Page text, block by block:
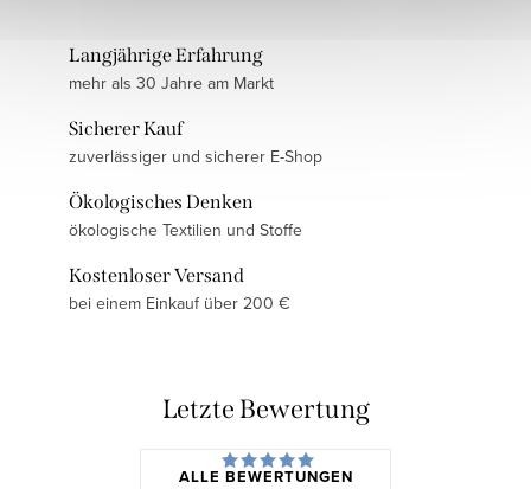
Langjährige Erfahrung
mehr als 30 Jahre am Markt
Sicherer Kauf
zuverlässiger und sicherer E-Shop
Ökologisches Denken
ökologische Textilien und Stoffe
Kostenloser Versand
bei einem Einkauf über 200 €
Letzte Bewertung
ALLE BEWERTUNGEN